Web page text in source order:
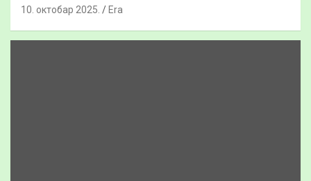
10. октобар 2025. Era